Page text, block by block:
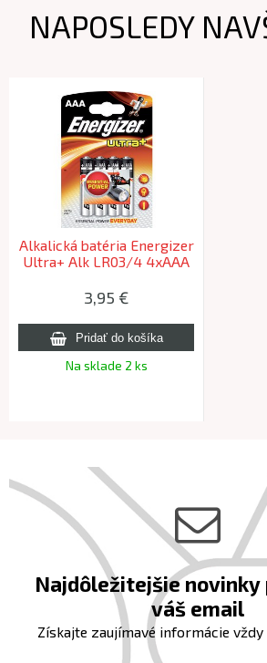
NAPOSLEDY
Alkalická batéria Energizer
Ultra+ Alk LR03/4 4xAAA
3,95 €
Na sklade 2 ks
Najdôležitejšie novinky
váš email
Získajte zaujímavé informácie